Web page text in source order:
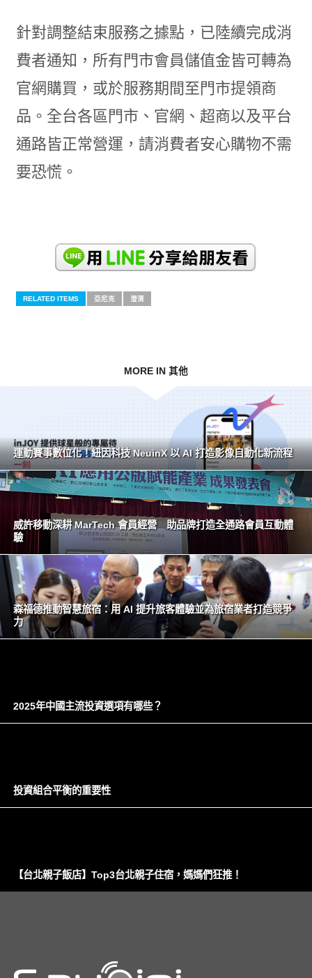
針對調整結束服務之據點，已陸續完成消
費者通知，所有門市會員儲值金皆可轉為
官網購買，或於服務期間至門市提領商
品。全台各區門市、官網、超商以及平台
通路皆正常營運，請消費者安心購物不需
要恐慌。
RELATED ITEMS 亞尼克 澄清
MORE IN 其他
運動賽事數位化！紐因科技 NeuinX 以 AI 打造影像自動化新流程
威許移動深耕 MarTech 會員經營 助品牌打造全通路會員互動體
驗
森福德推動智慧旅宿：用 AI 提升旅客體驗並為旅宿業者打造競爭
力
2025年中國主流投資選項有哪些？
投資組合平衡的重要性
【台北親子飯店】Top3台北親子住宿，媽媽們狂推！